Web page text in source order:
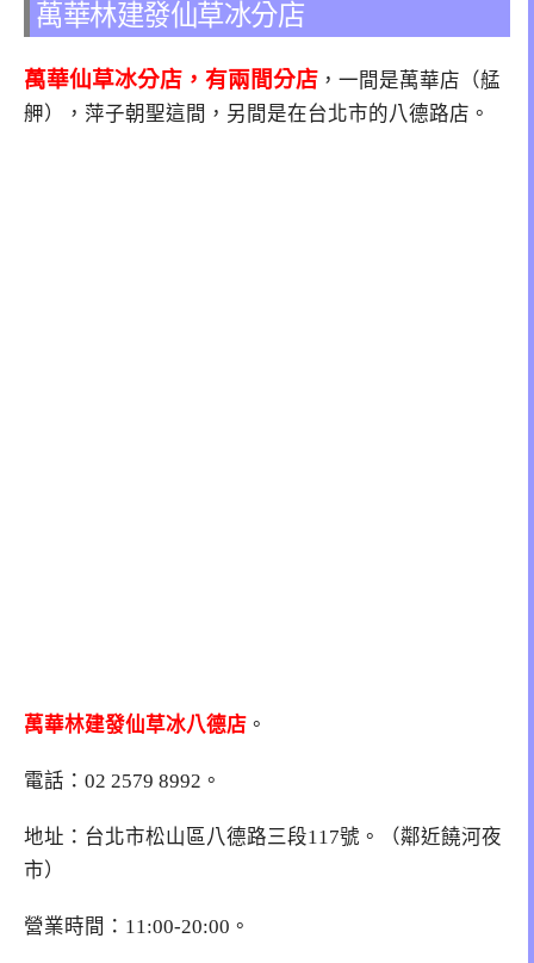
萬華林建發仙草冰分店
萬華仙草冰分店，有兩間分店 ，一間是萬華店（艋
舺），萍子朝聖這間，另間是在台北市的八德路店。
萬華林建發仙草冰八德店 。
電話：02 2579 8992。
地址：台北市松山區八德路三段117號。（鄰近饒河夜
市）
營業時間：11:00-20:00。